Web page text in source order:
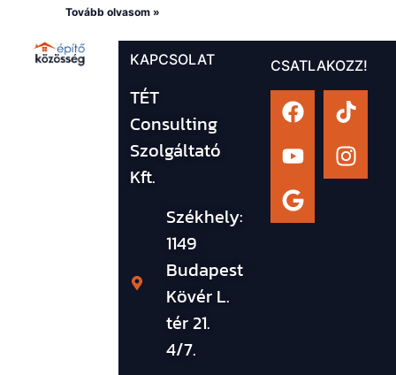
Tovább olvasom »
KAPCSOLAT
TÉT
Consulting
Szolgáltató
Kft.
Székhely:
1149
Budapest
Kövér L.
tér 21.
4/7.
CSATLAKOZZ!